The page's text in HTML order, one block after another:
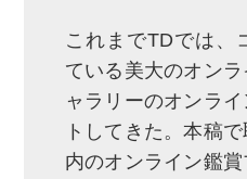
これまでTDでは、
ている美大のオン
ャラリーのオンラ
トしてきた。本稿
内のオンライン鑑